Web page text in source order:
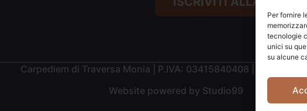
Per fornire
tecnologie
unici su
su alcune
Carpediem di Traversa Monia | P.IVA: 03415840408 | REA: RN-
Website powered by Studio99